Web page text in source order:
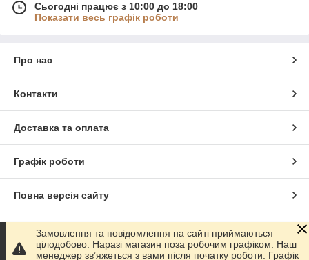
Сьогодні працює з 10:00 до 18:00
Показати весь графік роботи
Про нас
Контакти
Доставка та оплата
Графік роботи
Повна версія сайту
Сайт створено на маркетплейсі Prom.ua
Замовлення та повідомлення на сайті приймаються
цілодобово. Наразі магазин поза робочим графіком. Наш
менеджер зв’яжеться з вами після початку роботи. Графік